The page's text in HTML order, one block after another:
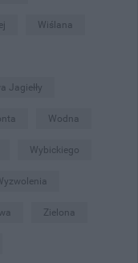
Wiślana
Jagiełły
Wodna
Wybickiego
Zielona